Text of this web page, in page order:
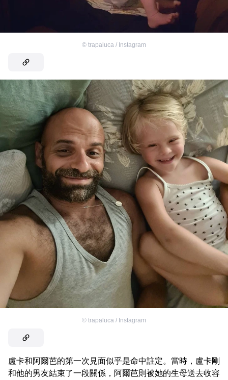
© trapaluca / Instagram
© trapaluca / Instagram
盧卡和阿爾芭的第一次見面似乎是命中註定。當時，盧卡剛
和他的男友結束了一段關係，阿爾芭則被她的生母送去收容